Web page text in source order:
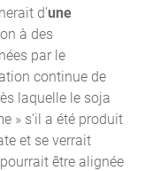
d’une
à des
par le
continue de
laquelle le soja
» s’il a été produit
et se verrait
être alignée